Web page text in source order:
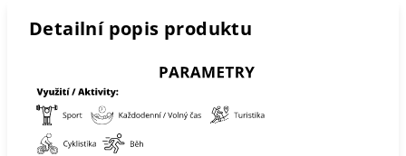
Detailní popis produktu